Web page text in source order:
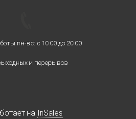
пн-вс: с 10.00 до 20.00
и перерывов
на InSales